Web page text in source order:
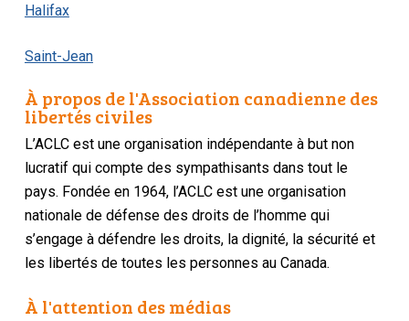
Halifax
Saint-Jean
À propos de l'Association canadienne des
libertés civiles
L’ACLC est une organisation indépendante à but non
lucratif qui compte des sympathisants dans tout le
pays. Fondée en 1964, l’ACLC est une organisation
nationale de défense des droits de l’homme qui
s’engage à défendre les droits, la dignité, la sécurité et
les libertés de toutes les personnes au Canada.
À l'attention des médias